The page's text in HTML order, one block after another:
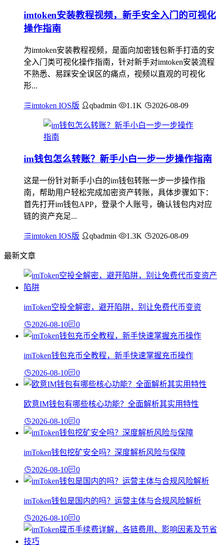
imtoken安装教程视频，新手安全入门的可视化
操作指南
为imtoken安装教程视频，是面向加密钱包新手打造的安
全入门类可视化操作指南，针对新手对imtoken安装流程
不熟悉、易踩安全误区的痛点，视频以直观的可视化
形...
imtoken IOS版 qbadmin 1.1K 2026-08-09
im钱包怎么转账？新手小白一步一步操作指南
这是一份针对新手小白的im钱包转账一步一步操作指
南，帮助用户轻松完成加密资产转账，具体步骤如下：
首先打开im钱包APP，登录个人账号，确认钱包内对应
链的资产充足...
imtoken IOS版 qbadmin 1.3K 2026-08-09
最新文章
imToken空投全解密，避开陷阱，别让免费代币变资
2026-08-10 0
imToken钱包充币全教程，新手快速掌握充币操作
2026-08-10 0
欧意IM钱包有哪些核心功能？全面解析其实用特性
2026-08-10 0
imToken钱包挖矿安全吗？深度解析风险与保障
2026-08-10 0
imToken钱包是国内的吗？运营主体与合规风险解析
2026-08-10 0